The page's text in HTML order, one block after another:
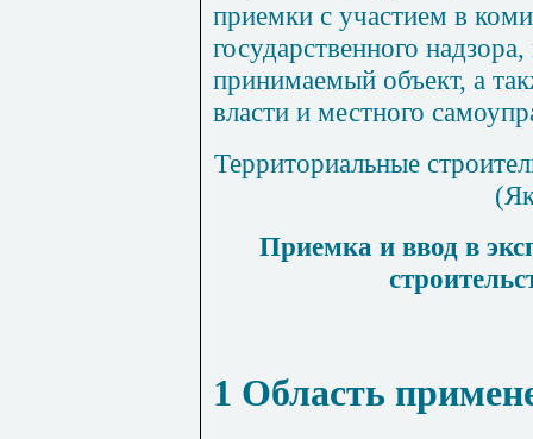
приемки с участием в
государственного надзора,
принимаемый объект, а
власти и местного
Территориальные
(
Приемка и ввод в
1 Область